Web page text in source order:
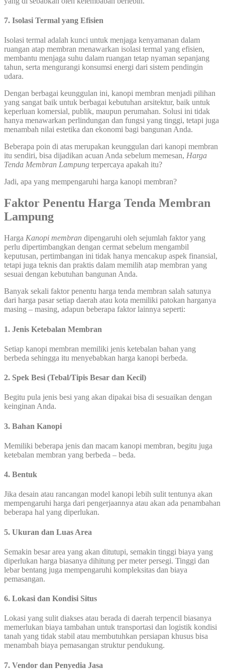
7. Isolasi Termal yang Efisien
Isolasi termal adalah kunci untuk menjaga kenyamanan dalam
ruangan atap membran menawarkan isolasi termal yang efisien,
membantu menjaga suhu dalam ruangan tetap nyaman sepanjang
tahun, serta mengurangi konsumsi energi dari sistem pendingin
udara.
Dengan berbagai keunggulan ini, kanopi membran menjadi pilihan
yang sangat baik untuk berbagai kebutuhan arsitektur, baik untuk
keperluan komersial, publik, maupun perumahan. Solusi ini tidak
hanya menawarkan perlindungan dan fungsi yang tinggi, tetapi juga
menambah nilai estetika dan ekonomi bagi bangunan Anda.
Beberapa poin di atas merupakan keunggulan dari kanopi membran
itu sendiri, bisa dijadikan acuan Anda sebelum memesan, Harga
Tenda Membran Lampung terpercaya apakah itu?
Jadi, apa yang mempengaruhi harga kanopi membran?
Faktor Penentu Harga Tenda Membran
Lampung
Harga Kanopi membran dipengaruhi oleh sejumlah faktor yang
perlu dipertimbangkan dengan cermat sebelum mengambil
keputusan, pertimbangan ini tidak hanya mencakup aspek finansial,
tetapi juga teknis dan praktis dalam memilih atap membran yang
sesuai dengan kebutuhan bangunan Anda.
Banyak sekali faktor penentu harga tenda membran salah satunya
dari harga pasar setiap daerah atau kota memiliki patokan harganya
masing – masing, adapun beberapa faktor lainnya seperti:
1. Jenis Ketebalan Membran
Setiap kanopi membran memiliki jenis ketebalan bahan yang
berbeda sehingga itu menyebabkan harga kanopi berbeda.
2. Spek Besi (Tebal/Tipis Besar dan Kecil)
Begitu pula jenis besi yang akan dipakai bisa di sesuaikan dengan
keinginan Anda.
3. Bahan Kanopi
Memiliki beberapa jenis dan macam kanopi membran, begitu juga
ketebalan membran yang berbeda – beda.
4. Bentuk
Jika desain atau rancangan model kanopi lebih sulit tentunya akan
mempengaruhi harga dari pengerjaannya atau akan ada penambahan
beberapa hal yang diperlukan.
5. Ukuran dan Luas Area
Semakin besar area yang akan ditutupi, semakin tinggi biaya yang
diperlukan harga biasanya dihitung per meter persegi. Tinggi dan
lebar bentang juga mempengaruhi kompleksitas dan biaya
pemasangan.
6. Lokasi dan Kondisi Situs
Lokasi yang sulit diakses atau berada di daerah terpencil biasanya
memerlukan biaya tambahan untuk transportasi dan logistik kondisi
tanah yang tidak stabil atau membutuhkan persiapan khusus bisa
menambah biaya pemasangan struktur pendukung.
7. Vendor dan Penyedia Jasa